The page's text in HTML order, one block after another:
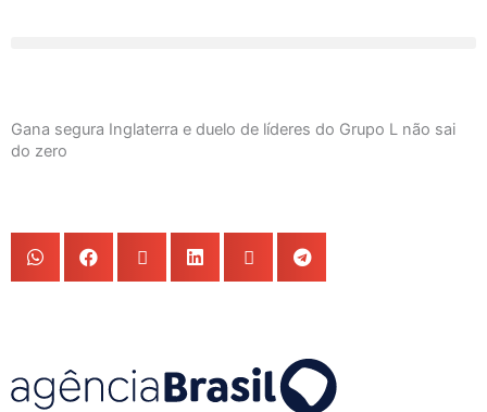
Gana segura Inglaterra e duelo de líderes do Grupo L não sai
do zero